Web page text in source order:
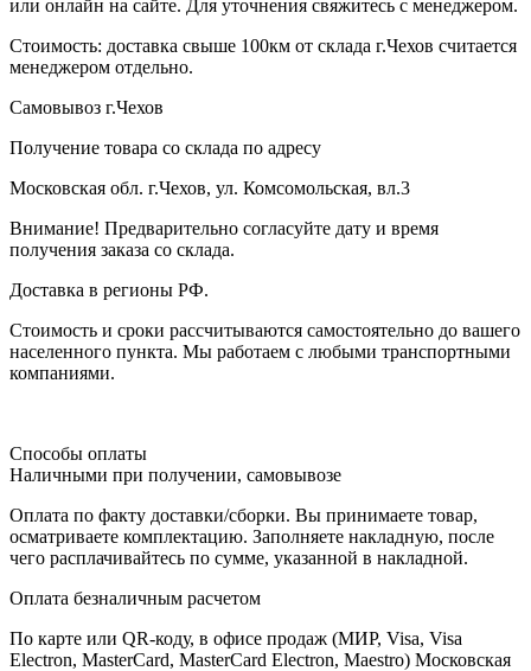
или онлайн на сайте. Для уточнения свяжитесь с менеджером.
Стоимость: доставка свыше 100км от склада г.Чехов считается
менеджером отдельно.
Самовывоз г.Чехов
Получение товара со склада по адресу
Московская обл. г.Чехов, ул. Комсомольская, вл.3
Внимание! Предварительно согласуйте дату и время
получения заказа со склада.
Доставка в регионы РФ.
Стоимость и сроки рассчитываются самостоятельно до вашего
населенного пункта. Мы работаем с любыми транспортными
компаниями.
Способы оплаты
Наличными при получении, самовывозе
Оплата по факту доставки/сборки. Вы принимаете товар,
осматриваете комплектацию. Заполняете накладную, после
чего расплачивайтесь по сумме, указанной в накладной.
Оплата безналичным расчетом
По карте или QR-коду, в офисе продаж (МИР, Visa, Visa
Electron, MasterCard, MasterCard Electron, Maestro) Московская